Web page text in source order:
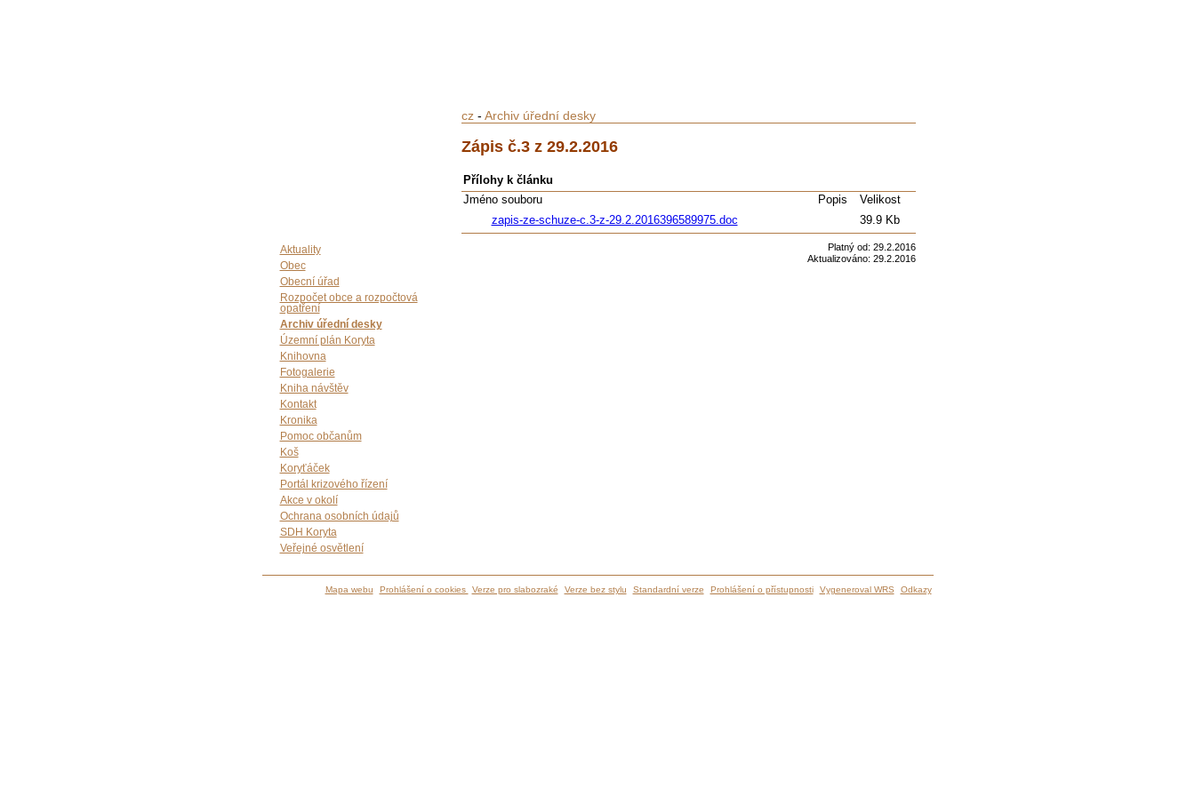
Aktuality
Obec
Obecní úřad
Rozpočet obce a rozpočtová
opatření
Archiv úřední desky
Územní plán Koryta
Knihovna
Fotogalerie
Kniha návštěv
Kontakt
Kronika
Pomoc občanům
Koš
Koryťáček
Portál krizového řízení
Akce v okolí
Ochrana osobních údajů
SDH Koryta
Veřejné osvětlení
cz- Archiv úřední desky
Zápis č.3 z 29.2.2016
Přílohy k článku
Jméno souboru
Popis
Velikost
zapis-ze-schuze-c.3-z-29.2.2016396589975.doc
39.9 Kb
Platný od: 29.2.2016
Aktualizováno: 29.2.2016
Mapa webu Prohlášení o cookies Verze pro slabozraké Verze bez stylu Standardní verze Prohlášení o přístupnosti Vygeneroval WRS Odkazy